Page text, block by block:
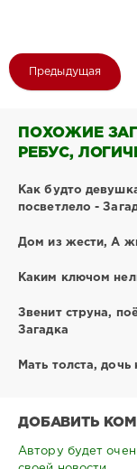
Предыдущая
ПОХОЖИЕ
РЕБУС,
Как будто
посветлело -
Дом из жести, А
Каким ключом
Звенит струна,
Загадка
Мать толста, дочь
ДОБАВИТЬ
Автору будет